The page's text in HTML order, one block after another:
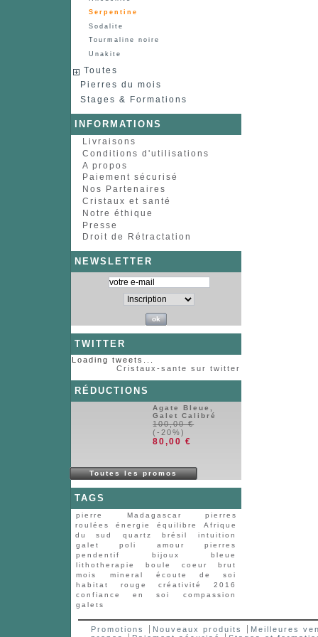
Serpentine
Sodalite
Tourmaline noire
Unakite
Toutes
Pierres du mois
Stages & Formations
INFORMATIONS
Livraisons
Conditions d'utilisations
A propos
Paiement sécurisé
Nos Partenaires
Cristaux et santé
Notre éthique
Presse
Droit de Rétractation
NEWSLETTER
TWITTER
Loading tweets...
Cristaux-sante sur twitter
RÉDUCTIONS
Agate Bleue,
Galet Calibré
100,00 €
(-20%)
80,00 €
Toutes les promos
TAGS
pierre Madagascar
pierres
roulées
énergie équilibre
Afrique
du sud
quartz brésil
intuition
galet
poli amour
pierres
pendentif
bijoux
bleue
lithotherapie
boule coeur
brut
mois
mineral
écoute de soi
habitat
rouge créativité
2016
confiance en soi
compassion
galets
Promotions Nouveaux produits
Meilleures